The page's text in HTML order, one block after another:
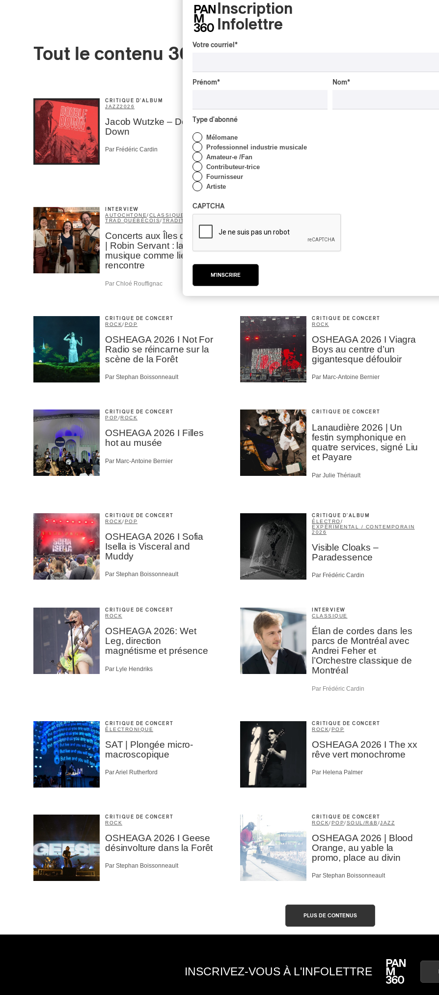
Tout le contenu 360
CRITIQUE D'ALBUM
JAZZ2026
Jacob Wutzke – Double
Down
Par Frédéric Cardin
INTERVIEW
AUTOCHTONE/CLASSIQUE
TRAD QUÉBÉCOIS/TRADITIONNEL
Concerts aux Îles du Bic
| Robin Servant : la
musique comme lieu de
rencontre
Par Chloé Rouffignac
CLASSIQUE OCCIDENTAL
Domaine Forget 2026
CRITIQUE DE CONCERT
ROCK/POP
OSHEAGA 2026 I Not For
Radio se réincarne sur la
scène de la Forêt
Par Stephan Boissonneault
CRITIQUE DE CONCERT
ROCK
OSHEAGA 2026 I Viagra
Boys au centre d’un
gigantesque défouloir
Par Marc-Antoine Bernier
CRITIQUE DE CONCERT
POP /ROCK
OSHEAGA 2026 I Filles
hot au musée
Par Marc-Antoine Bernier
CRITIQUE DE CONCERT
Lanaudière 2026 | Un
festin symphonique en
quatre services, signé Liu
et Payare
Par Julie Thériault
CRITIQUE DE CONCERT
ROCK/POP
OSHEAGA 2026 I Sofia
Isella is Visceral and
Muddy
Par Stephan Boissonneault
CRITIQUE D'ALBUM
ÉLECTRO/
EXPÉRIMENTAL / CONTEMPORAIN
2026
Visible Cloaks –
Paradessence
Par Frédéric Cardin
CRITIQUE DE CONCERT
ROCK
OSHEAGA 2026: Wet
Leg, direction
magnétisme et présence
Par Lyle Hendriks
INTERVIEW
CLASSIQUE
Élan de cordes dans les
parcs de Montréal avec
Andrei Feher et
l’Orchestre classique de
Montréal
Par Frédéric Cardin
CRITIQUE DE CONCERT
ÉLECTRONIQUE
SAT | Plongée micro-
macroscopique
Par Ariel Rutherford
CRITIQUE DE CONCERT
ROCK/POP
OSHEAGA 2026 I The xx
rêve vert monochrome
Par Helena Palmer
CRITIQUE DE CONCERT
ROCK
OSHEAGA 2026 I Geese
désinvolture dans la Forêt
Par Stephan Boissonneault
CRITIQUE DE CONCERT
ROCK/POP/SOUL/R&B /JAZZ
OSHEAGA 2026 | Blood
Orange, au yable la
promo, place au divin
Par Stephan Boissonneault
PLUS DE CONTENUS
INSCRIVEZ-VOUS À L'INFOLETTRE
Inscription
Infolettre
Votre courriel *
Prénom* Nom*
Type d'abonné
Mélomane
Professionnel industrie musicale
Amateur-e /Fan
Contributeur-trice
Fournisseur
Artiste
CAPTCHA
M'INSCRIRE